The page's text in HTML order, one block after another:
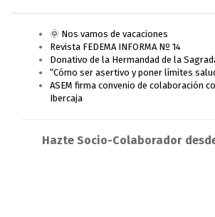
🌞 Nos vamos de vacaciones
Revista FEDEMA INFORMA Nº 14
Donativo de la Hermandad de la
“Cómo ser asertivo y poner límites
ASEM firma convenio de colaboración
Ibercaja
Hazte Socio-Colaborador